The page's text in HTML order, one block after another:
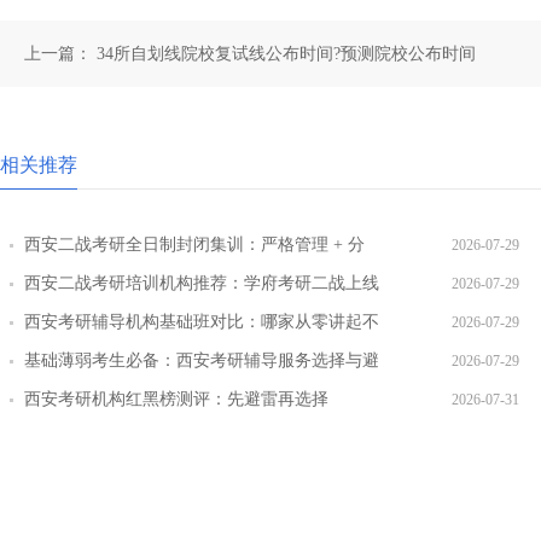
上一篇： 34所自划线院校复试线公布时间?预测院校公布时间
相关推荐
西安二战考研全日制封闭集训：严格管理 + 分
层教学效果实测
2026-07-29
西安二战考研培训机构推荐：学府考研二战上线
率提升路径
2026-07-29
西安考研辅导机构基础班对比：哪家从零讲起不
跳步骤
2026-07-29
基础薄弱考生必备：西安考研辅导服务选择与避
坑指南
2026-07-29
西安考研机构红黑榜测评：先避雷再选择 2026-07-31